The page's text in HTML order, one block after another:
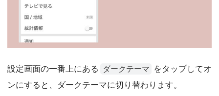
設定画面の一番上にある ダークテーマ
をタップしてオ
ンにすると、ダークテーマに切り替わります。